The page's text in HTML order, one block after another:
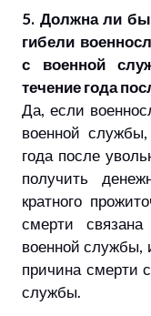
5. Должна ли
гибели
с военной
течение года
Да, если
военной
года после
получить
кратного
смерти
военной службы,
причина смерти
службы.